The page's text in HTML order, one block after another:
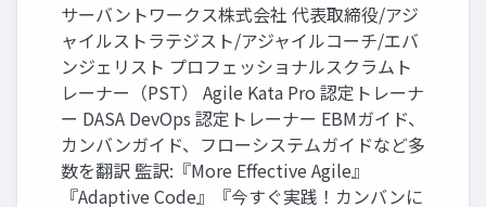
サーバントワークス株式会社 代表取締役/アジ
ャイルストラテジスト/アジャイルコーチ/エバ
ンジェリスト プロフェッショナルスクラムト
レーナー（PST） Agile Kata Pro 認定トレーナ
ー DASA DevOps 認定トレーナー EBMガイド、
カンバンガイド、フローシステムガイドなど多
数を翻訳 監訳:『More Effective Agile』
『Adaptive Code』『今すぐ実践！カンバンに